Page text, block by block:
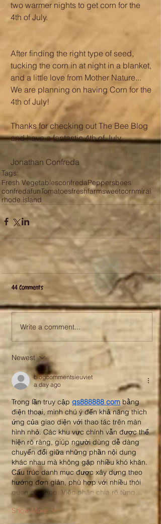
two warmer nights to get corn for the
4th of July.
After finding the right type of seed,
tucking the corn in at night in a blanket,
and a little love from Mother Nature...
We are planning on having Corn for the
4th of July!
Thanks for checking out The Bee Blog
and have a fantastic 4th of July,
Jonathan Confreda
Tags:
Fresh VegetablesconfredaPeppersbees
confredafunTomatoesfreshfarmsweetcornmirai
rhode island
44 Comments
Write a comment...
Newest
blogcommentsieuviet
a day ago
Trong lần truy cập qs888888 com bằng
điện thoại, mình chú ý đến khả năng thích
ứng của giao diện với thao tác trên màn
hình nhỏ. Các khu vực chính vẫn được thể
hiện rõ ràng, giúp người dùng dễ dàng
chuyển đổi giữa những phần nội dung
khác nhau mà không gặp nhiều khó khăn.
Cấu trúc danh mục được xây dựng theo
hướng đơn giản, phù hợp với nhiều thói
quen sử dụng. Việc phân chia rõ từng…
Show More